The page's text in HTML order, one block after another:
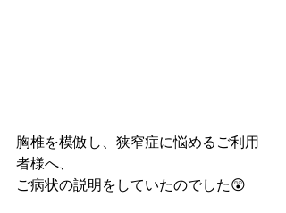
胸椎を模倣し、狭窄症に悩めるご利用
者様へ、
ご病状の説明をしていたのでした😲